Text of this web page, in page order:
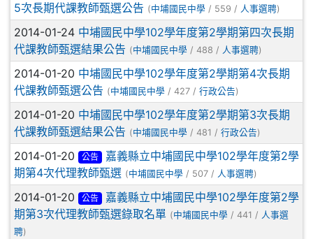
5次長期代課教師甄選公告 (中埔國民中學 / 559 / 人事選聘)
2014-01-24 中埔國民中學102學年度第2學期第四次長期
代課教師甄選結果公告 (中埔國民中學 / 488 / 人事選聘)
2014-01-20 中埔國民中學102學年度第2學期第4次長期
代課教師甄選公告 (中埔國民中學 / 427 / 行政公告)
2014-01-20 中埔國民中學102學年度第2學期第3次長期
代課教師甄選結果公告 (中埔國民中學 / 481 / 行政公告)
2014-01-20 公告
嘉義縣立中埔國民中學102學年度第2學
期第4次代理教師甄選 (中埔國民中學 / 507 / 人事選聘)
2014-01-20 公告
嘉義縣立中埔國民中學102學年度第2學
期第3次代理教師甄選錄取名單 (中埔國民中學 / 441 / 人事選
聘)